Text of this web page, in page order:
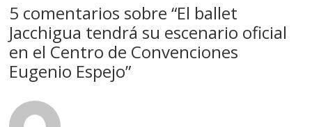
5 comentarios sobre “El ballet
Jacchigua tendrá su escenario oficial
en el Centro de Convenciones
Eugenio Espejo”